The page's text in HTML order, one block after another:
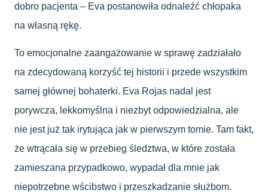
dobro pacjenta – Eva postanowiła odnaleźć chłopaka
na własną rękę.
To emocjonalne zaangażowanie w sprawę zadziałało
na zdecydowaną korzyść tej historii i przede wszystkim
samej głównej bohaterki. Eva Rojas nadal jest
porywcza, lekkomyślna i niezbyt odpowiedzialna, ale
nie jest już tak irytująca jak w pierwszym tomie. Tam fakt,
że wtrącała się w przebieg śledztwa, w które została
zamieszana przypadkowo, wypadał dla mnie jak
niepotrzebne wścibstwo i przeszkadzanie służbom.